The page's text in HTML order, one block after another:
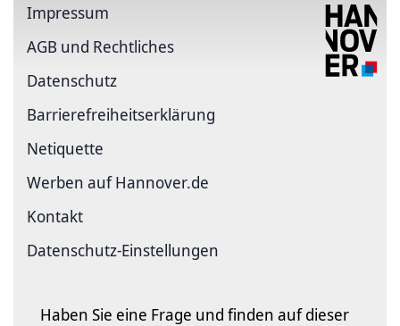
Impressum
AGB und Rechtliches
Datenschutz
Barriere­freiheits­erklärung
Netiquette
Werben auf Hannover.de
Kontakt
Datenschutz-Einstellungen
Haben Sie eine Frage und finden auf dieser